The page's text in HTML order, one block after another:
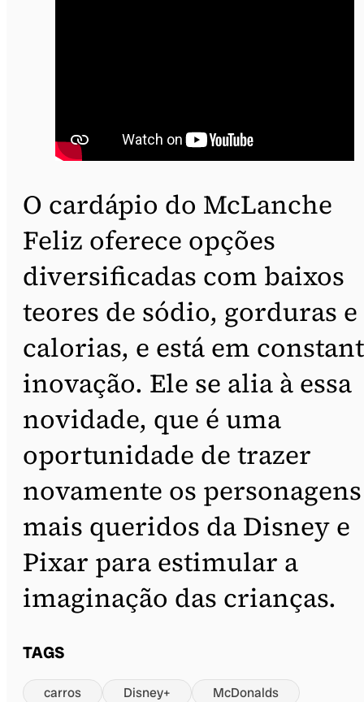
O cardápio do McLanche
Feliz oferece opções
diversificadas com baixos
teores de sódio, gorduras e
calorias, e está em
inovação. Ele se alia à essa
novidade, que é uma
oportunidade de trazer
novamente os personagens
mais queridos da Disney e
Pixar para estimular a
imaginação das crianças.
TAGS
carros Disney+
McDonalds